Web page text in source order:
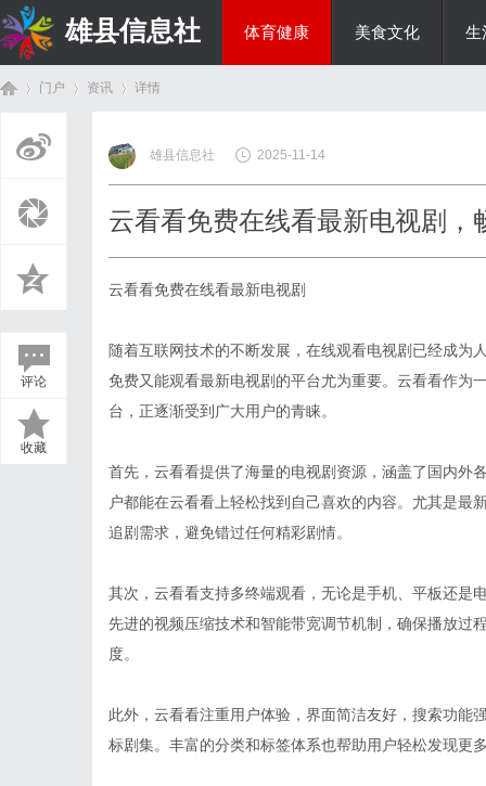
雄县信息社 体育健康 美食文化 生
门户 资讯
›
详情
评论
收藏
雄县信息社 2025-11-14
云看看免费在线看最新电视剧，
云看看免费在线看最新电视剧
随着互联网技术的不断发展，在线观看电视剧已经成为
免费又能观看最新电视剧的平台尤为重要。云看看作为
台，正逐渐受到广大用户的青睐。
首先，云看看提供了海量的电视剧资源，涵盖了国内外
户都能在云看看上轻松找到自己喜欢的内容。尤其是
追剧需求，避免错过任何精彩剧情。
其次，云看看支持多终端观看，无论是手机、平板还是
先进的视频压缩技术和智能带宽调节机制，确保播放过
度。
此外，云看看注重用户体验，界面简洁友好，搜索功能
标剧集。丰富的分类和标签体系也帮助用户轻松发现更